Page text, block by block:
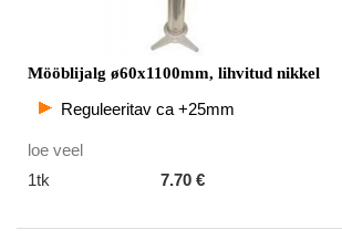
Mööblijalg ø60x1100mm, lihvitud nikkel
Reguleeritav ca +25mm
loe veel
1tk
7.70 €